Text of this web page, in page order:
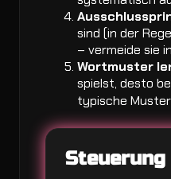
sind (in der
– vermeide sie
Wortmuster
spielst, desto
typische Muster
Steuerung